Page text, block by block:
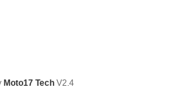
Moto17 Tech V2.4